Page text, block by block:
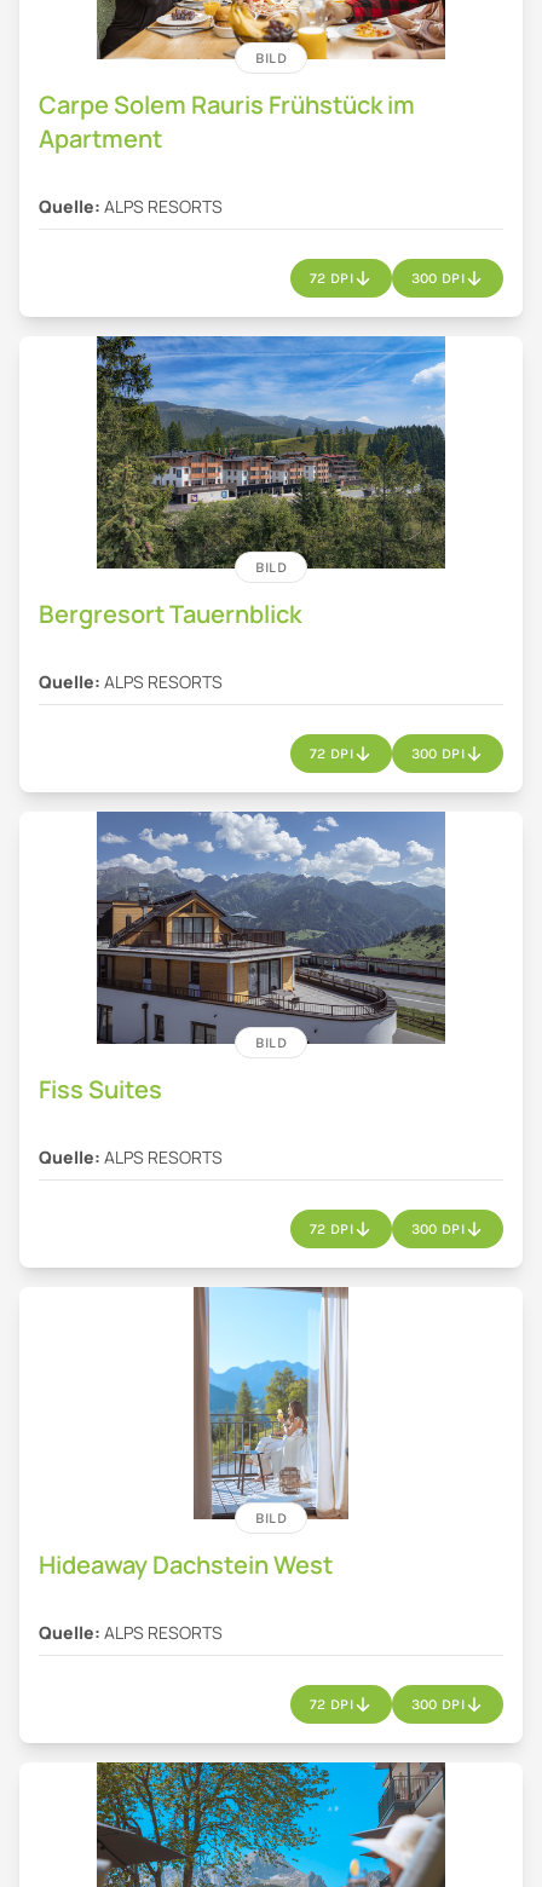
BILD
Carpe Solem Rauris Frühstück im
Apartment
Quelle: ALPS RESORTS
72 DPI 300 DPI
BILD
Bergresort Tauernblick
Quelle: ALPS RESORTS
72 DPI 300 DPI
BILD
Fiss Suites
Quelle: ALPS RESORTS
72 DPI 300 DPI
BILD
Hideaway Dachstein West
Quelle: ALPS RESORTS
72 DPI 300 DPI